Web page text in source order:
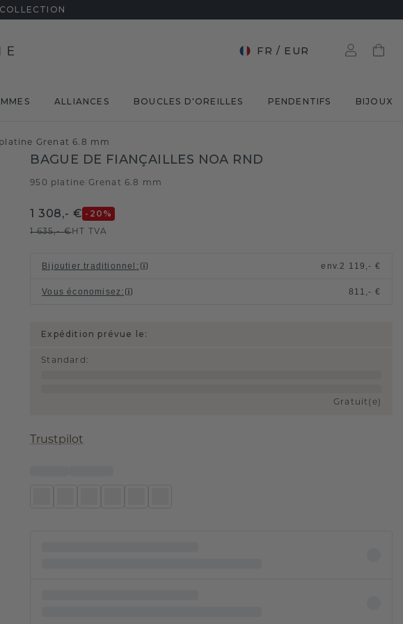
FR / EUR
ALLIANCES BOUCLES D'OREILLES PENDENTIFS BIJOUX
Grenat 6.8 mm
BAGUE DE FIANÇAILLES NOA RND
950 platine Grenat 6.8 mm
1 308,- € -20 %
1 635,- €HT TVA
Bijoutier traditionnel : env.2 119,- €
Vous économisez: 811,- €
Expédition prévue le:
Standard :
Gratuit(e)
Trustpilot